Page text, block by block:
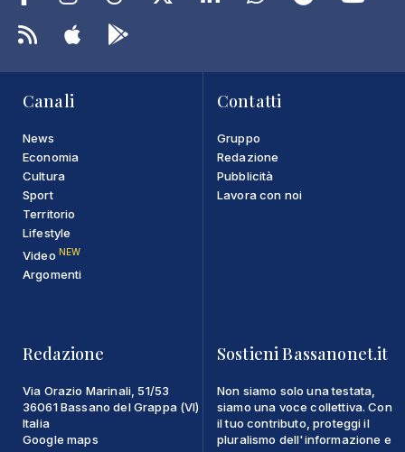
Canali
News
Economia
Cultura
Sport
Territorio
Lifestyle
Video NEW
Argomenti
Contatti
Gruppo
Redazione
Pubblicità
Lavora con noi
Redazione
Via Orazio Marinali, 51/53
36061 Bassano del Grappa (VI)
Italia
Google maps
Sostieni Bassanonet.it
Non siamo solo una testata,
siamo una voce collettiva. Con
il tuo contributo, proteggi il
pluralismo dell'informazione e